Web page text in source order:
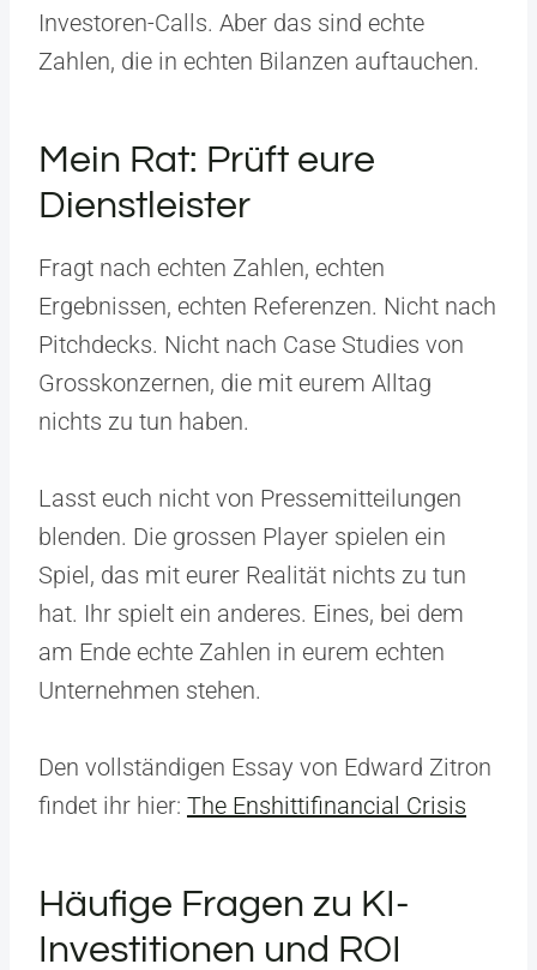
Investoren-Calls. Aber das sind echte
Zahlen, die in echten Bilanzen auftauchen.
Mein Rat: Prüft eure
Dienstleister
Fragt nach echten Zahlen, echten
Ergebnissen, echten Referenzen. Nicht nach
Pitchdecks. Nicht nach Case Studies von
Grosskonzernen, die mit eurem Alltag
nichts zu tun haben.
Lasst euch nicht von Pressemitteilungen
blenden. Die grossen Player spielen ein
Spiel, das mit eurer Realität nichts zu tun
hat. Ihr spielt ein anderes. Eines, bei dem
am Ende echte Zahlen in eurem echten
Unternehmen stehen.
Den vollständigen Essay von Edward Zitron
findet ihr hier: The Enshittifinancial Crisis
Häufige Fragen zu KI-
Investitionen und ROI